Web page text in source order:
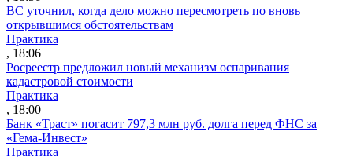
ВС уточнил, когда дело можно пересмотреть по вновь
открывшимся обстоятельствам
Практика
, 18:06
Росреестр предложил новый механизм оспаривания
кадастровой стоимости
Практика
, 18:00
Банк «Траст» погасит 797,3 млн руб. долга перед ФНС за
«Гема-Инвест»
Практика